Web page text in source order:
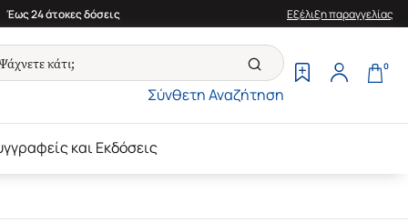
Έως 24 άτοκες δόσεις Εξέλιξη παραγγελίας
Σύνθετη Αναζήτηση
0
και Εκδόσεις